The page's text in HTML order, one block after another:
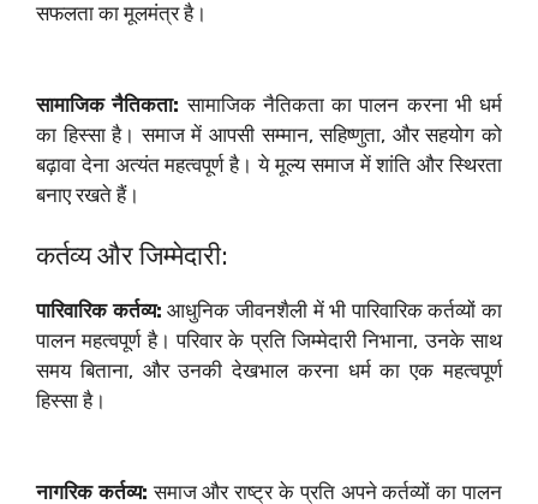
सफलता का मूलमंत्र है।
सामाजिक नैतिकता: सामाजिक नैतिकता का पालन करना भी धर्म
का हिस्सा है। समाज में आपसी सम्मान, सहिष्णुता, और सहयोग को
बढ़ावा देना अत्यंत महत्वपूर्ण है। ये मूल्य समाज में शांति और स्थिरता
बनाए रखते हैं।
कर्तव्य और जिम्मेदारी:
पारिवारिक कर्तव्य: आधुनिक जीवनशैली में भी पारिवारिक कर्तव्यों का
पालन महत्वपूर्ण है। परिवार के प्रति जिम्मेदारी निभाना, उनके साथ
समय बिताना, और उनकी देखभाल करना धर्म का एक महत्वपूर्ण
हिस्सा है।
नागरिक कर्तव्य: समाज और राष्ट्र के प्रति अपने कर्तव्यों का पालन